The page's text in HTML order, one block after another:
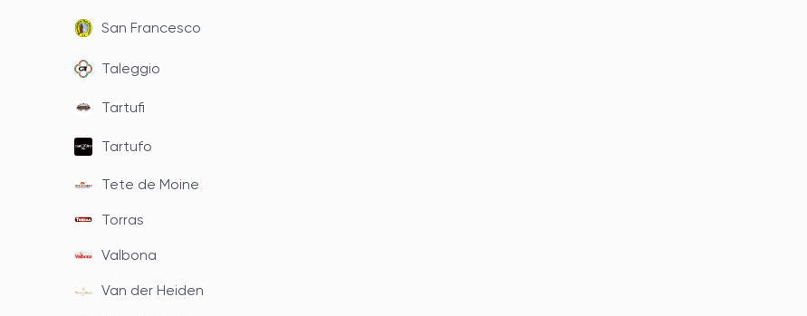
San Francesco
Taleggio
Tartufi
Tartufo
Tete de Moine
Torras
Valbona
Van der Heiden